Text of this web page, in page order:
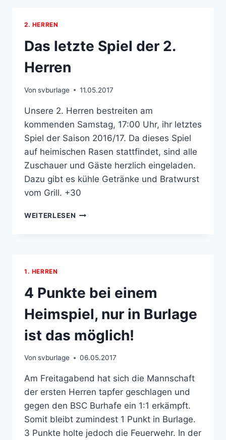
2. HERREN
Das letzte Spiel der 2.
Herren
Von svburlage 11.05.2017
Unsere 2. Herren bestreiten am
kommenden Samstag, 17:00 Uhr, ihr letztes
Spiel der Saison 2016/17. Da dieses Spiel
auf heimischen Rasen stattfindet, sind alle
Zuschauer und Gäste herzlich eingeladen.
Dazu gibt es kühle Getränke und Bratwurst
vom Grill. +30
WEITERLESEN DAS
1. HERREN
4 Punkte bei einem
Heimspiel, nur in Burlage
ist das möglich!
Von svburlage 06.05.2017
Am Freitagabend hat sich die Mannschaft
der ersten Herren tapfer geschlagen und
gegen den BSC Burhafe ein 1:1 erkämpft.
Somit bleibt zumindest 1 Punkt in Burlage.
3 Punkte holte jedoch die Feuerwehr. In der